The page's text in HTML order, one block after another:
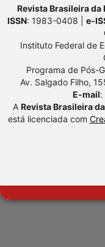
Revista Brasileira
ISSN: 1983-0408 | e-
Instituto Federal de
Programa de Pós-
Av. Salgado Filho,
E-mail:
A Revista Brasileira
está licenciada com